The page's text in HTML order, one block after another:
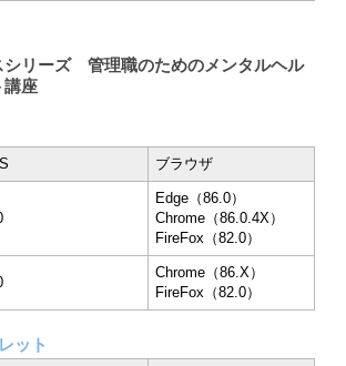
シリーズ 管理職のためのメンタルヘル
講座
ブラウザ
Edge（86.0）
Chrome（86.0.4X）
FireFox（82.0）
Chrome（86.X）
FireFox（82.0）
ット